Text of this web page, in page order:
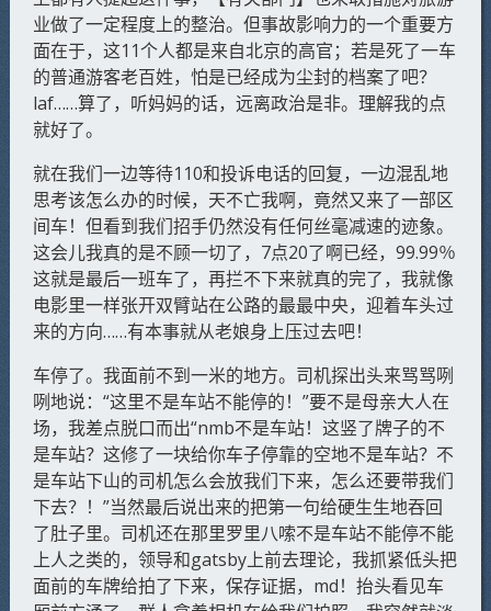
业做了一定程度上的整治。但事故影响力的一个重要方
面在于，这11个人都是来自北京的高官；若是死了一车
的普通游客老百姓，怕是已经成为尘封的档案了吧？
laf……算了，听妈妈的话，远离政治是非。理解我的点
就好了。
就在我们一边等待110和投诉电话的回复，一边混乱地
思考该怎么办的时候，天不亡我啊，竟然又来了一部区
间车！但看到我们招手仍然没有任何丝毫减速的迹象。
这会儿我真的是不顾一切了，7点20了啊已经，99.99％
这就是最后一班车了，再拦不下来就真的完了，我就像
电影里一样张开双臂站在公路的最最中央，迎着车头过
来的方向……有本事就从老娘身上压过去吧！
车停了。我面前不到一米的地方。司机探出头来骂骂咧
咧地说：“这里不是车站不能停的！”要不是母亲大人在
场，我差点脱口而出“nmb不是车站！这竖了牌子的不
是车站？这修了一块给你车子停靠的空地不是车站？不
是车站下山的司机怎么会放我们下来，怎么还要带我们
下去？！”当然最后说出来的把第一句给硬生生地吞回
了肚子里。司机还在那里罗里八嗦不是车站不能停不能
上人之类的，领导和gatsby上前去理论，我抓紧低头把
面前的车牌给拍了下来，保存证据，md！抬头看见车